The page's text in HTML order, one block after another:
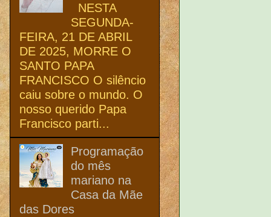
NESTA
SEGUNDA-
FEIRA, 21 DE ABRIL
DE 2025, MORRE O
SANTO PAPA
FRANCISCO O silêncio
caiu sobre o mundo. O
nosso querido Papa
Francisco parti...
Programação
do mês
mariano na
Casa da Mãe
das Dores